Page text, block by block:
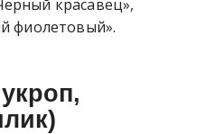
красавец»,
фиолетовый».